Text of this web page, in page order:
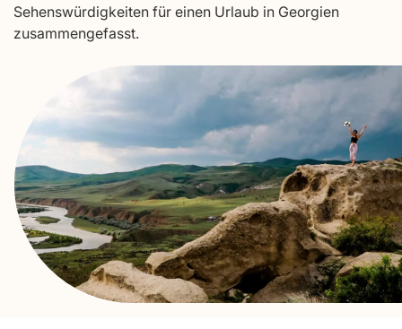
Sehenswürdigkeiten für einen Urlaub in Georgien
zusammengefasst.